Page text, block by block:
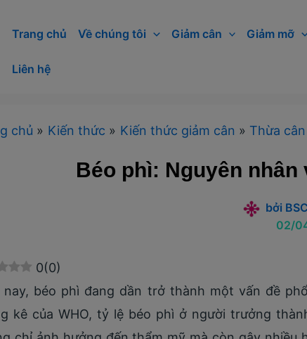
Trang chủ Về chúng tôi Giảm cân Giảm mỡ
Liên hệ
chủ Kiến thức Kiến thức giảm cân Thừa
Béo phì: Nguyên
bởi
02/
0(0)
nay, béo phì đang dần trở thành một vấn đề
kê của WHO, tỷ lệ béo phì ở người trưởng